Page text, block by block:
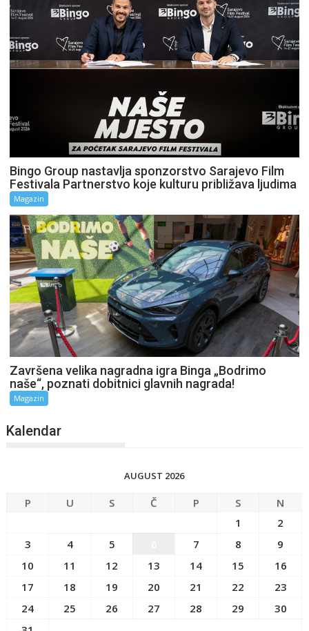
Bingo Group nastavlja sponzorstvo Sarajevo Film
Festivala Partnerstvo koje kulturu približava ljudima
Magazin
Završena velika nagradna igra Binga „Bodrimo
naše“, poznati dobitnici glavnih nagrada!
Magazin
Kalendar
AUGUST 2026
P U S Č P S
N
1
2
3
4 5 7 8
9
10
11 12 13 14 15
16
17
18 19 20 21 22
23
24
25 26 27 28 29
30